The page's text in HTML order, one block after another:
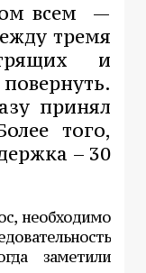
всем —
тремя
и
принял
того,
– 30
необходимо
заметили